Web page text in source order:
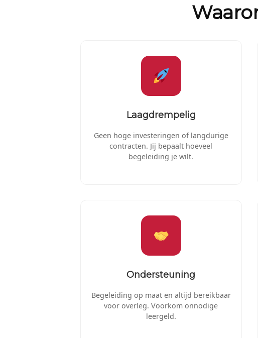
Laagdrempelig
Geen hoge investeringen of langdurige
contracten. Jij bepaalt hoeveel
begeleiding je wilt.
Ondersteuning
Begeleiding op maat en altijd bereikbaar
voor overleg. Voorkom onnodige
leergeld.